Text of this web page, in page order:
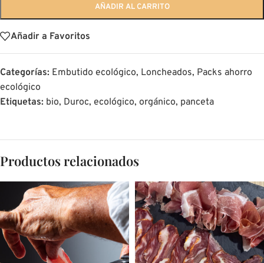
AÑADIR AL CARRITO
Añadir a Favoritos
Categorías: Embutido ecológico, Loncheados, Packs ahorro
ecológico
Etiquetas: bio, Duroc, ecológico, orgánico, panceta
Productos relacionados